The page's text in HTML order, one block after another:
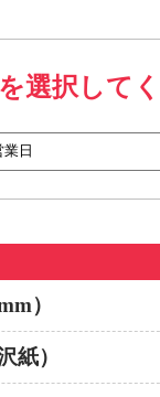
選択して
）
紙）